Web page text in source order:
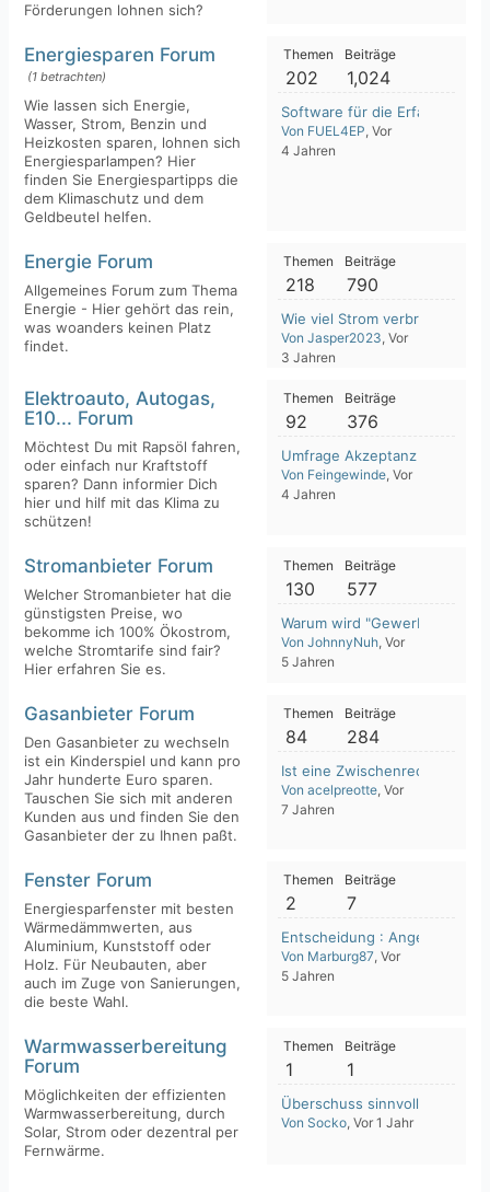
Förderungen lohnen sich?
Energiesparen Forum
(1 betrachten)
Wie lassen sich Energie,
Wasser, Strom, Benzin und
Heizkosten sparen, lohnen sich
Energiesparlampen? Hier
finden Sie Energiespartipps die
dem Klimaschutz und dem
Geldbeutel helfen.
Themen
202
Beiträge
1,024
Software für die Erfassung
Von FUEL4EP, Vor
4 Jahren
Energie Forum
Allgemeines Forum zum Thema
Energie - Hier gehört das rein,
was woanders keinen Platz
findet.
Themen
218
Beiträge
790
Wie viel Strom verbraucht ein
Von Jasper2023, Vor
3 Jahren
Elektroauto, Autogas,
E10... Forum
Möchtest Du mit Rapsöl fahren,
oder einfach nur Kraftstoff
sparen? Dann informier Dich
hier und hilf mit das Klima zu
schützen!
Themen
92
Beiträge
376
Umfrage Akzeptanz
Von Feingewinde, Vor
4 Jahren
Stromanbieter Forum
Welcher Stromanbieter hat die
günstigsten Preise, wo
bekomme ich 100% Ökostrom,
welche Stromtarife sind fair?
Hier erfahren Sie es.
Themen
130
Beiträge
577
Warum wird "Gewerbe"-
Von JohnnyNuh, Vor
5 Jahren
Gasanbieter Forum
Den Gasanbieter zu wechseln
ist ein Kinderspiel und kann pro
Jahr hunderte Euro sparen.
Tauschen Sie sich mit anderen
Kunden aus und finden Sie den
Gasanbieter der zu Ihnen paßt.
Themen
84
Beiträge
284
Ist eine Zwischenrechnung
Von acelpreotte, Vor
7 Jahren
Fenster Forum
Energiesparfenster mit besten
Wärmedämmwerten, aus
Aluminium, Kunststoff oder
Holz. Für Neubauten, aber
auch im Zuge von Sanierungen,
die beste Wahl.
Themen
2
Beiträge
7
Entscheidung : Angebot
Von Marburg87, Vor
5 Jahren
Warmwasserbereitung
Forum
Möglichkeiten der effizienten
Warmwasserbereitung, durch
Solar, Strom oder dezentral per
Fernwärme.
Themen
1
Beiträge
1
Überschuss sinnvoll
Von Socko, Vor 1 Jahr